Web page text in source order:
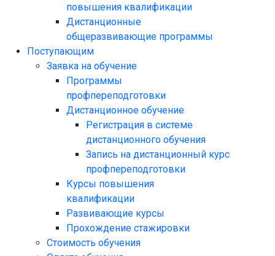
повышения квалификации
Дистанционные
общеразвивающие программы
Поступающим
Заявка на обучение
Программы
профпереподготовки
Дистанционное обучение
Регистрация в системе
дистанционного обучения
Запись на дистанционный курс
профпереподготовки
Курсы повышения
квалификации
Развивающие курсы
Прохождение стажировки
Стоимость обучения